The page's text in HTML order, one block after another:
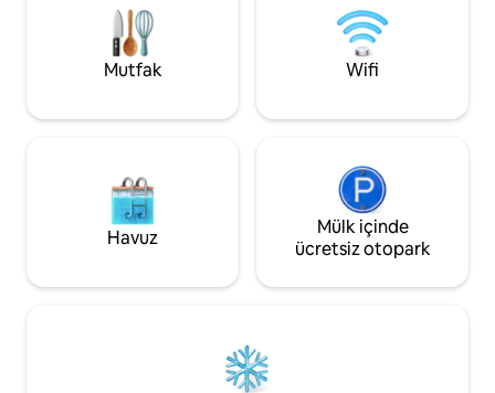
bağlantı kurmaya yer açıyor. Tasarıma,
niyete ve özenli konukseverliğe değer
veren misafirler için en uygun olanıdır.
buluştuğu eşsiz
deneyimleyin! Chalet Village'da
bulunduğumuz
erişebileceksiniz
Mutfak Wifi
Havuz
Mülk içinde
ücretsiz otopark